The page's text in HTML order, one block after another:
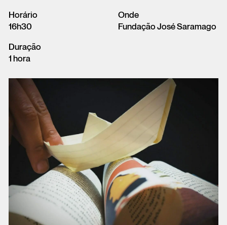
Horário
16h30
Duração
1 hora
Onde
Fundação José Saramago